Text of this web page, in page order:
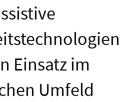
Einsatz im
Umfeld